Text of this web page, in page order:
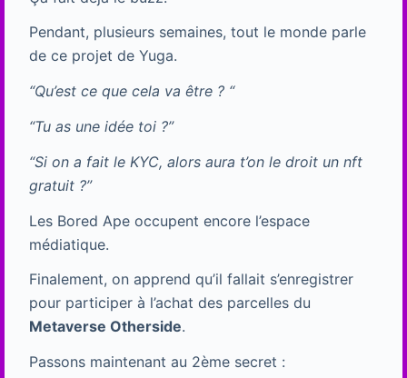
Pendant, plusieurs semaines, tout le monde parle
de ce projet de Yuga.
“Qu’est ce que cela va être ? “
“Tu as une idée toi ?”
“Si on a fait le KYC, alors aura t’on le droit un nft
gratuit ?”
Les Bored Ape occupent encore l’espace
médiatique.
Finalement, on apprend qu’il fallait s’enregistrer
pour participer à l’achat des parcelles du
Metaverse Otherside.
Passons maintenant au 2ème secret :